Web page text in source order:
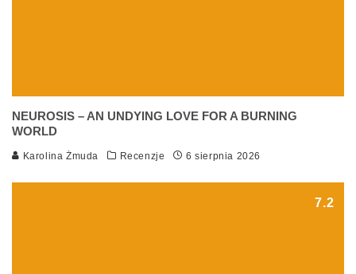
NEUROSIS – AN UNDYING LOVE FOR A BURNING
WORLD
Karolina Żmuda Recenzje 6 sierpnia 2026
7.2